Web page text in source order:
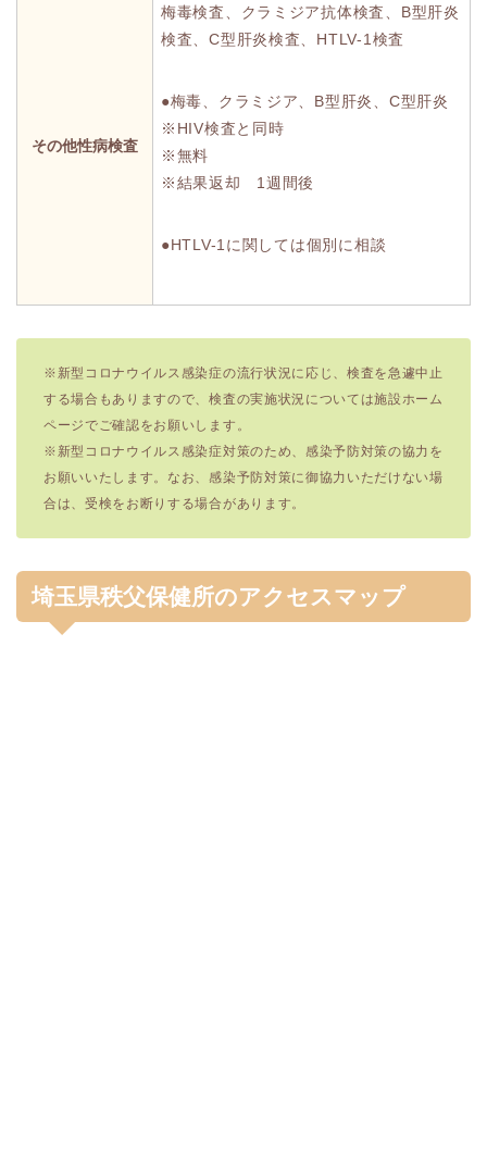
その他性病検査
梅毒検査、クラミジア抗体検査、B型肝炎
検査、C型肝炎検査、HTLV-1検査
●梅毒、クラミジア、B型肝炎、C型肝炎
※HIV検査と同時
※無料
※結果返却 1週間後
●HTLV-1に関しては個別に相談
※新型コロナウイルス感染症の流行状況に応じ、検査を急遽中止
する場合もありますので、検査の実施状況については施設ホーム
ページでご確認をお願いします。
※新型コロナウイルス感染症対策のため、感染予防対策の協力を
お願いいたします。なお、感染予防対策に御協力いただけない場
合は、受検をお断りする場合があります。
埼玉県秩父保健所のアクセスマップ